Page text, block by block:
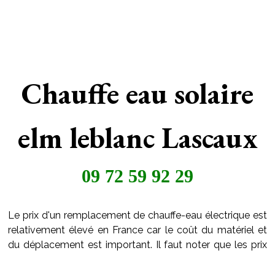
Chauffe eau solaire
elm leblanc Lascaux
09 72 59 92 29
Le prix d'un remplacement de chauffe-eau électrique est
relativement élevé en France car le coût du matériel et
du déplacement est important. Il faut noter que les prix